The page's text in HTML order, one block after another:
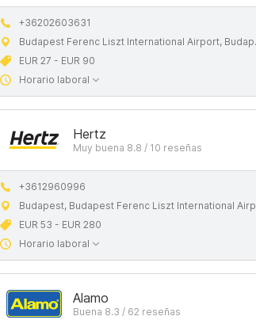
+36202603631
Budapest Ferenc Liszt International Airport, Budapest Terminal 2B Arrivals, Budapest BUD, 1185
EUR 27 - EUR 90
Horario laboral
Hertz
Muy buena 8.8 / 10 reseñas
+3612960996
Budapest, Budapest Ferenc Liszt International Airport, 1185
EUR 53 - EUR 280
Horario laboral
Alamo
Buena 8.3 / 62 reseñas